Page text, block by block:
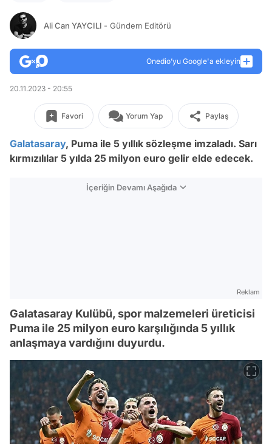
Ali Can YAYCILI - Gündem Editörü
Onedio’yu Google'a ekleyin
20.11.2023 - 20:55
Favori Yorum Yap Paylaş
Galatasaray, Puma ile 5 yıllık sözleşme imzaladı. Sarı
kırmızılılar 5 yılda 25 milyon euro gelir elde edecek.
İçeriğin Devamı Aşağıda
Reklam
Galatasaray Kulübü, spor malzemeleri üreticisi
Puma ile 25 milyon euro karşılığında 5 yıllık
anlaşmaya vardığını duyurdu.